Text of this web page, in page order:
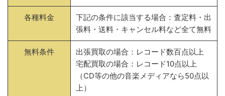
各種料金
下記の条件に該当する場合：査定料・出
張料・送料・キャンセル料など全て無料
無料条件
出張買取の場合：レコード数百点以上
宅配買取の場合：レコード10点以上
（CD等の他の音楽メディアなら50点以
上）